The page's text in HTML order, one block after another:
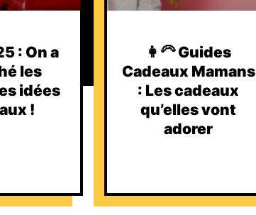
: On a
les
idées
!
👩‍🦳 Guides
Cadeaux Mamans
: Les cadeaux
qu’elles vont
adorer